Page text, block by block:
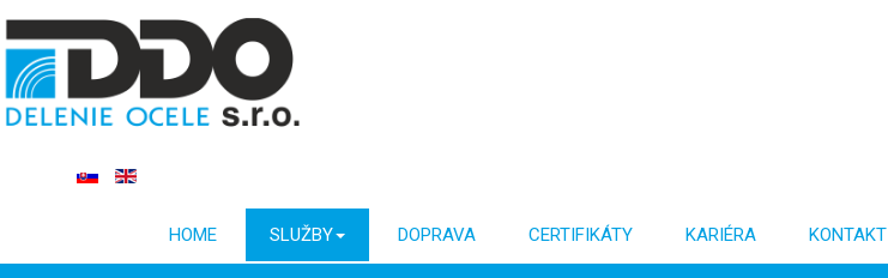
HOME SLUŽBY DOPRAVA CERTIFIKÁTY KARIÉRA KONTAKT